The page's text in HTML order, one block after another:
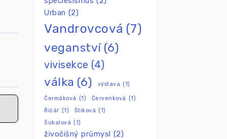
Urban (2)
Vandrovcová (7)
veganství (6)
vivisekce (4)
válka (6) výstava (1)
Čermáková (1) Červenková
(1)
Řičář (1) Štiková (1)
Šukalová (1)
živočišný průmysl (2)